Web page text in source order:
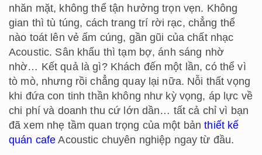
nhăn mặt, không thể tận hưởng trọn vẹn. Không
gian thì tù túng, cách trang trí rời rạc, chẳng thể
nào toát lên vẻ ấm cúng, gần gũi của chất nhạc
Acoustic. Sân khấu thì tạm bợ, ánh sáng nhờ
nhờ… Kết quả là gì? Khách đến một lần, có thể vì
tò mò, nhưng rồi chẳng quay lại nữa. Nỗi thất vọng
khi đứa con tinh thần không như kỳ vọng, áp lực về
chi phí và doanh thu cứ lớn dần… tất cả chỉ vì bạn
đã xem nhẹ tầm quan trọng của một bảnthiết kế
quán cafe Acoustic chuyên nghiệp ngay từ đầu.